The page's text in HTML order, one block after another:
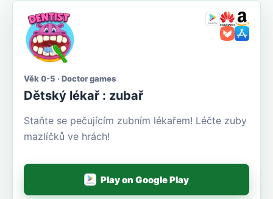
Věk 0-5 · Doctor games
Dětský lékař : zubař
Staňte se pečujícím zubním lékařem! Léčte zuby
mazlíčků ve hrách!
Play on Google Play